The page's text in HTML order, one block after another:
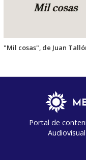
"Mil cosas", de Juan
Portal de